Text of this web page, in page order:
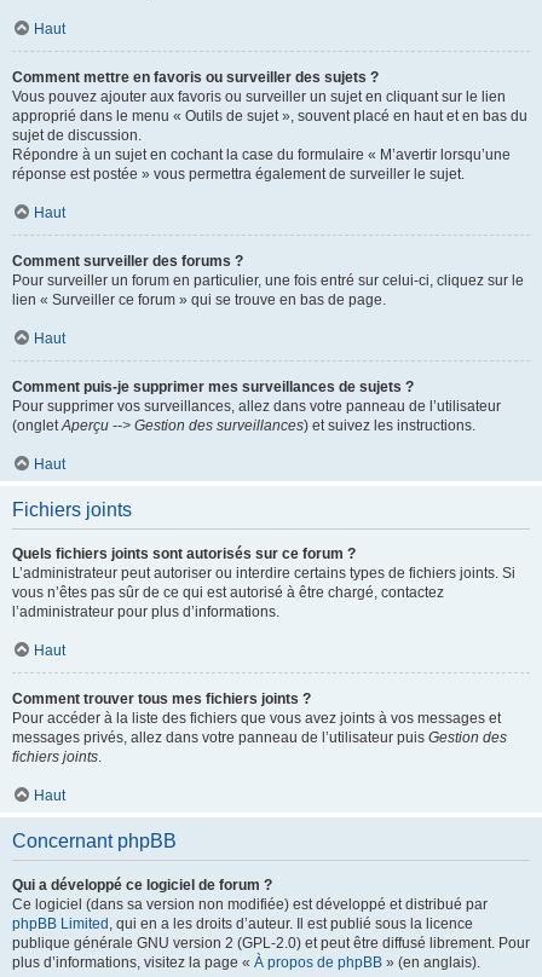
Haut
Comment mettre en favoris ou surveiller des sujets ?
Vous pouvez ajouter aux favoris ou surveiller un sujet en cliquant sur le lien
approprié dans le menu « Outils de sujet », souvent placé en haut et en bas du
sujet de discussion.
Répondre à un sujet en cochant la case du formulaire « M’avertir lorsqu’une
réponse est postée » vous permettra également de surveiller le sujet.
Haut
Comment surveiller des forums ?
Pour surveiller un forum en particulier, une fois entré sur celui-ci, cliquez sur le
lien « Surveiller ce forum » qui se trouve en bas de page.
Haut
Comment puis-je supprimer mes surveillances de sujets ?
Pour supprimer vos surveillances, allez dans votre panneau de l’utilisateur
(ongletAperçu --> Gestion des surveillances) et suivez les instructions.
Haut
Fichiers joints
Quels fichiers joints sont autorisés sur ce forum ?
L’administrateur peut autoriser ou interdire certains types de fichiers joints. Si
vous n’êtes pas sûr de ce qui est autorisé à être chargé, contactez
l’administrateur pour plus d’informations.
Haut
Comment trouver tous mes fichiers joints ?
Pour accéder à la liste des fichiers que vous avez joints à vos messages et
messages privés, allez dans votre panneau de l’utilisateur puis Gestion des
fichiers joints.
Haut
Concernant phpBB
Qui a développé ce logiciel de forum ?
Ce logiciel (dans sa version non modifiée) est développé et distribué par
phpBB Limited , qui en a les droits d’auteur. Il est publié sous la licence
publique générale GNU version 2 (GPL-2.0) et peut être diffusé librement. Pour
plus d’informations, visitez la page « À propos de phpBB » (en anglais).